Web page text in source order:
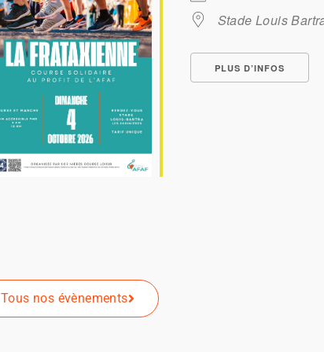
Stade Louis
PLUS D’INFOS
Tous nos évènements